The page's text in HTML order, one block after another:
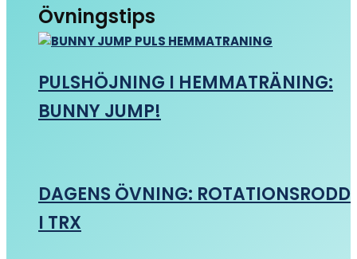
Övningstips
PULSHÖJNING I HEMMATRÄNING:
BUNNY JUMP!
DAGENS ÖVNING: ROTATIONSRODD
I TRX